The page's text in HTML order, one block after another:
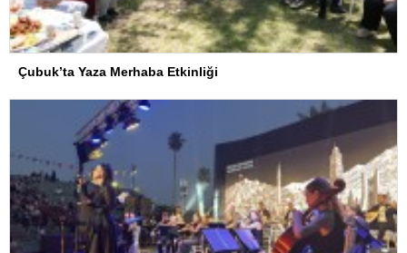
Çubuk’ta Yaza Merhaba Etkinliği